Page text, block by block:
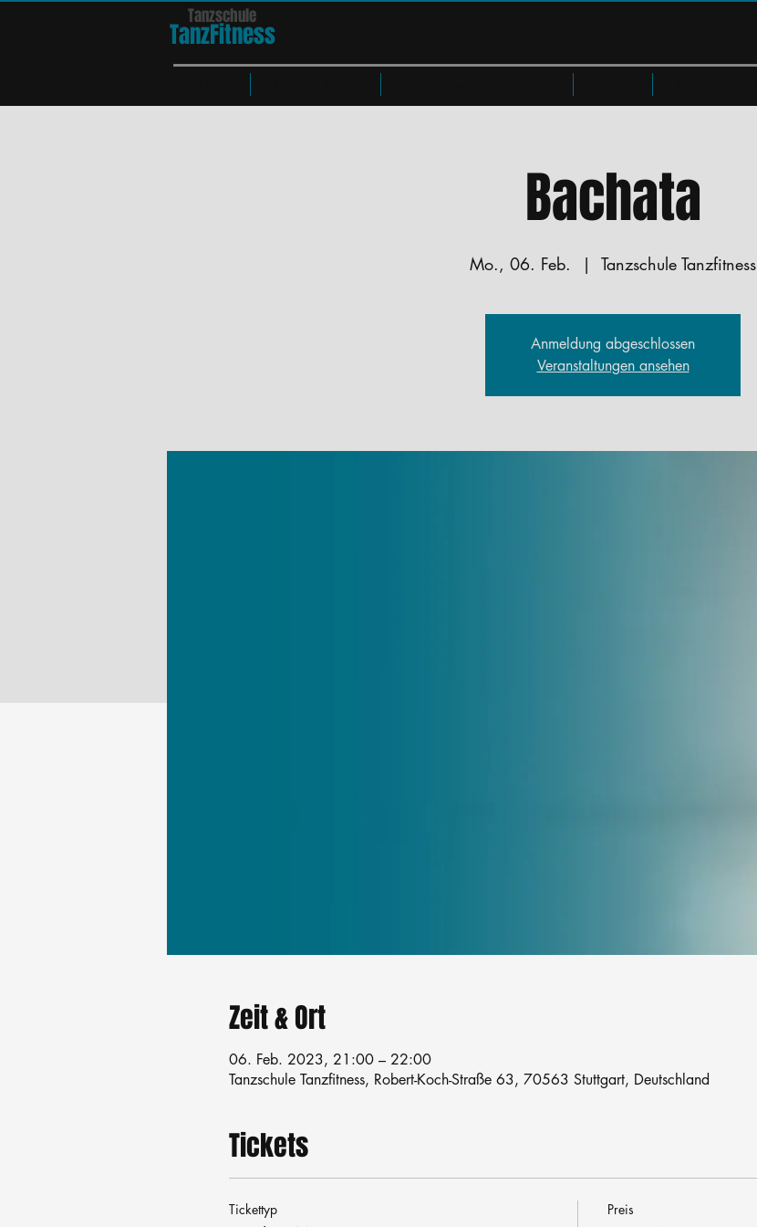
Tanzschule
TanzFitness
Bachata
Mo., 06. Feb.
  |
Tanzschule Tanzfitness
Anmeldung abgeschlossen
Veranstaltungen ansehen
Zeit & Ort
06. Feb. 2023, 21:00 – 22:00
Tanzschule Tanzfitness, Robert-Koch-Straße 63, 70563 Stuttgart, Deutschland
Tickets
Tickettyp Preis